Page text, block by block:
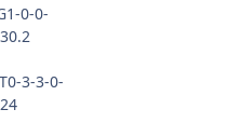
0-0-
3-3-0-